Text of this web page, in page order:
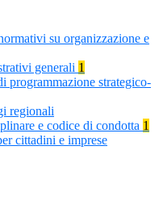
su organizzazione e
generali 1
programmazione strategico-
regionali
e codice di condotta 1
cittadini e imprese